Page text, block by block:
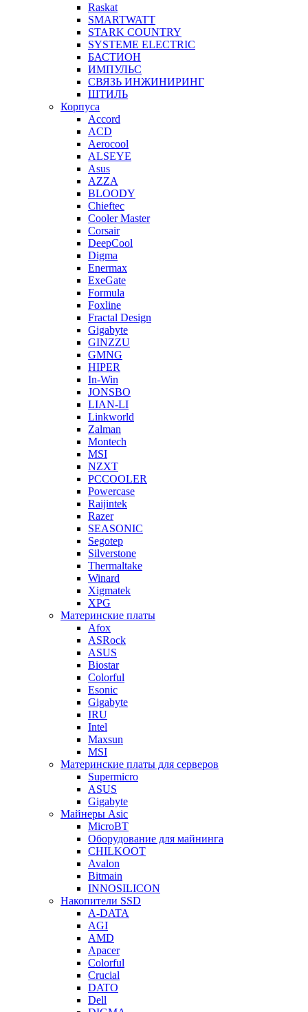
Raskat
SMARTWATT
STARK COUNTRY
SYSTEME ELECTRIC
БАСТИОН
ИМПУЛЬС
СВЯЗЬ ИНЖИНИРИНГ
ШТИЛЬ
Корпуса
Accord
ACD
Aerocool
ALSEYE
Asus
AZZA
BLOODY
Chieftec
Cooler Master
Corsair
DeepCool
Digma
Enermax
ExeGate
Formula
Foxline
Fractal Design
Gigabyte
GINZZU
GMNG
HIPER
In-Win
JONSBO
LIAN-LI
Linkworld
Zalman
Montech
MSI
NZXT
PCCOOLER
Powercase
Raijintek
Razer
SEASONIC
Segotep
Silverstone
Thermaltake
Winard
Xigmatek
XPG
Материнские платы
Afox
ASRock
ASUS
Biostar
Colorful
Esonic
Gigabyte
IRU
Intel
Maxsun
MSI
Материнские платы для серверов
Supermicro
ASUS
Gigabyte
Майнеры Asic
MicroBT
Оборудование для майнинга
CHILKOOT
Avalon
Bitmain
INNOSILICON
Накопители SSD
A-DATA
AGI
AMD
Apacer
Colorful
Crucial
DATO
Dell